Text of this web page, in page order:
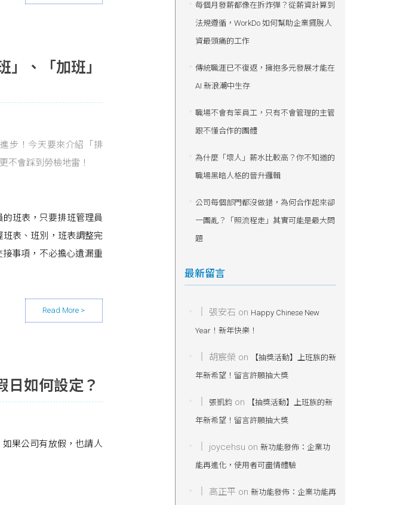
」、「加班」
步！今天要來介紹「排
不會踩到勞檢地雷！
班表，只要排班管理員
表、班別，班表調整完
事項，不必擔心遺漏重
日如何設定？
果公司有放假，也請人
每個月發薪都像在拆炸彈？從薪資計算到
法規遵循，WorkDo 如何幫助企業擺脫人
資最頭痛的工作
傳統職涯已不復返，擁抱多元發展才能在
AI 新浪潮中生存
職場不會有笨員工，只有不會管理的主管
跟不懂合作的團體
為什麼「壞人」薪水比較高？你不知道的
職場黑暗人格的晉升邏輯
公司每個部門都沒做錯，為何合作起來卻
一團亂？「照流程走」其實可能是最大問
題
最新留言
張安石 on Happy Chinese New
Year！新年快樂！
胡宸榮 on
【抽獎活動】上班族的新
年新希望！留言許願抽大獎
張凱鈞on
【抽獎活動】上班族的新
年新希望！留言許願抽大獎
joycehsu on 新功能發佈：企業功
能再進化，使用者可盡情體驗
高正平 on 新功能發佈：企業功能再